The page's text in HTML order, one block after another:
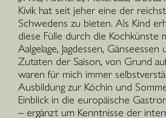
Kivik hat seit jeher eine der
Schwedens zu bieten. Als Kind
diese Fülle durch die Kochkünste
Aalgelage, Jagdessen,
Zutaten der Saison, von Grund
waren für mich immer
Ausbildung zur Köchin und
Einblick in die europäische
– ergänzt um Kenntnisse der